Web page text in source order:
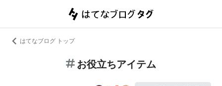
はてなブログ トップ
お役立ちアイテム